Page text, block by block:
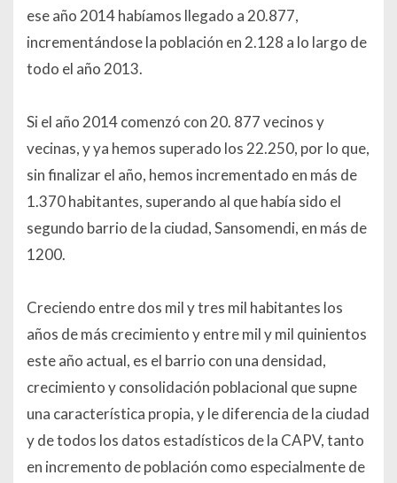
ese año 2014 habíamos llegado a 20.877,
incrementándose la población en 2.128 a lo largo de
todo el año 2013.
Si el año 2014 comenzó con 20. 877 vecinos y
vecinas, y ya hemos superado los 22.250, por lo que,
sin finalizar el año, hemos incrementado en más de
1.370 habitantes, superando al que había sido el
segundo barrio de la ciudad, Sansomendi, en más de
1200.
Creciendo entre dos mil y tres mil habitantes los
años de más crecimiento y entre mil y mil quinientos
este año actual, es el barrio con una densidad,
crecimiento y consolidación poblacional que supne
una característica propia, y le diferencia de la ciudad
y de todos los datos estadísticos de la CAPV, tanto
en incremento de población como especialmente de